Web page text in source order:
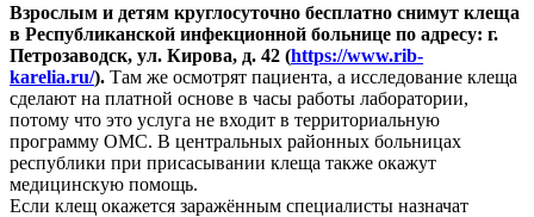
Взрослым и детям круглосуточно бесплатно снимут клеща
в Республиканской инфекционной больнице по адресу: г.
Петрозаводск, ул. Кирова, д. 42 (https://www.rib-
karelia.ru/). Там же осмотрят пациента, а исследование клеща
сделают на платной основе в часы работы лаборатории,
потому что это услуга не входит в территориальную
программу ОМС. В центральных районных больницах
республики при присасывании клеща также окажут
медицинскую помощь.
Если клещ окажется заражённым специалисты назначат